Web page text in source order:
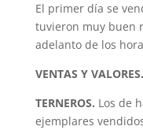
El primer día se
tuvieron muy buen
adelanto de los
VENTAS Y VALORES.
TERNEROS. Los de
ejemplares